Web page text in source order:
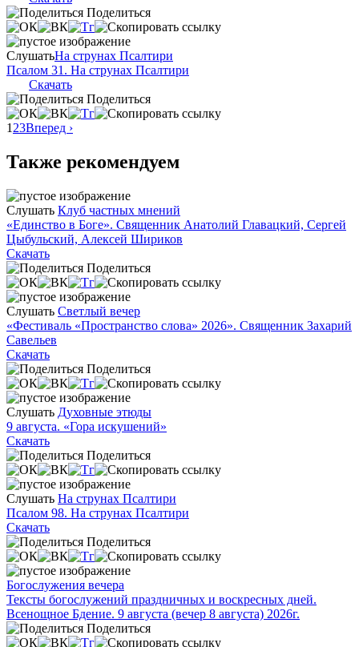
Поделиться
СлушатьНа струнах Псалтири
Псалом 31. На струнах Псалтири
Скачать
Поделиться
123Вперед ›
Также рекомендуем
Слушать Клуб частных мнений
«Единство в Боге». Священник Анатолий Главацкий, Сергей
Цыбульский, Алексей Шириков
Скачать
Поделиться
Слушать Светлый вечер
«Фестиваль «Пространство слова» 2026». Священник Захарий
Савельев
Скачать
Поделиться
Слушать Духовные этюды
9 августа. «Гора искушений»
Скачать
Поделиться
Слушать На струнах Псалтири
Псалом 98. На струнах Псалтири
Скачать
Поделиться
Богослужения вечера
Тексты богослужений праздничных и воскресных дней.
Всенощное Бдение. 9 августа (вечер 8 августа) 2026г.
Поделиться